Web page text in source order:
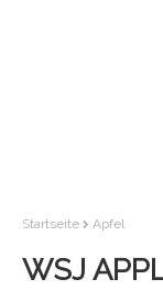
Startseite Apfel
WSJ